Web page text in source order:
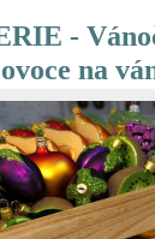
-
na